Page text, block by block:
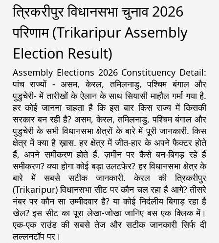
त्रिकरीपुर विधानसभा चुनाव 2026
परिणाम (Trikaripur Assembly
Election Result)
Assembly Elections 2026 Constituency Detail:
पांच राज्यों - असम, केरल, तमिलनाडु, पश्चिम बंगाल और
पुडुचेरी- में तारीखों के ऐलान के साथ सियासी माहौल गर्मा गया है.
हर कोई जानना चाहता है कि इस बार किस राज्य में किसकी
सरकार बन रही है? असम, केरल, तमिलनाडु, पश्चिम बंगाल और
पुडुचेरी के सभी विधानसभा क्षेत्रों के बारे में पूरी जानकारी. किस
क्षेत्र में क्या है ख़ास. हर क्षेत्र में जीत-हार के अपने फैक्टर होते
हैं, अपने समीकरण होते हैं. ज़मीन पर कैसे बन-बिगड़ रहे हैं
समीकरण? क्या होगा कोई बड़ा उलटफेर? हर विधानसभा क्षेत्र के
बारे में सबसे सटीक जानकारी. केरल की त्रिकरीपुर
(Trikaripur) विधानसभा सीट पर कौन चल रहा है आगे? तीसरे
नंबर पर कौन सा उम्मीदवार है? या कोई निर्दलीय बिगाड़ रहा है
खेल? इस सीट का पूरा लेखा-जोखा जानिए बस एक क्लिक में।
एक-एक राउंड की सबसे तेज और सटीक जानकारी सिर्फ दी
लल्लनटॉप पर।